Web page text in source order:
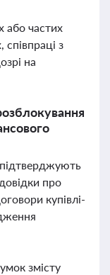
або частих
співпраці з
на
про
купівлі-
змісту